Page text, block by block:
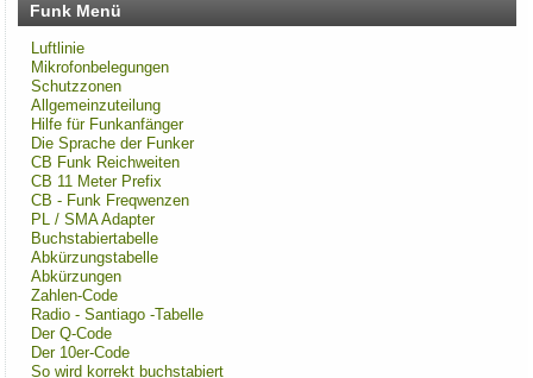
Funk Menü
Luftlinie
Mikrofonbelegungen
Schutzzonen
Allgemeinzuteilung
Hilfe für Funkanfänger
Die Sprache der Funker
CB Funk Reichweiten
CB 11 Meter Prefix
CB - Funk Freqwenzen
PL / SMA Adapter
Buchstabiertabelle
Abkürzungstabelle
Abkürzungen
Zahlen-Code
Radio - Santiago -Tabelle
Der Q-Code
Der 10er-Code
So wird korrekt buchstabiert